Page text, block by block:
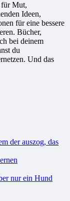
Mut,
Ideen,
für eine bessere
Bücher,
bei deinem
du
Und das